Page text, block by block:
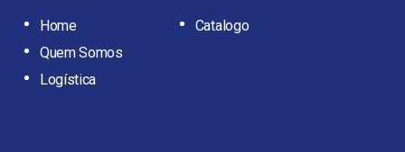
Home
Quem Somos
Logística
Catalogo